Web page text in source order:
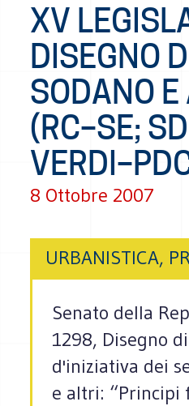
XV
DISEGNO
SODANO E
(RC–SE;
8 Ottobre 2007
URBANISTICA,
Senato della
1298, Disegno
d'iniziativa dei
e altri: “Principi